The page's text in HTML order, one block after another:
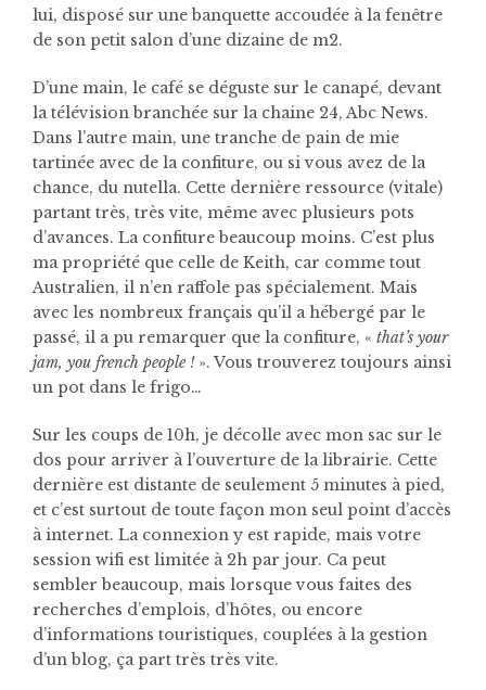
lui, disposé sur une banquette accoudée à la fenêtre
de son petit salon d’une dizaine de m2.
D’une main, le café se déguste sur le canapé, devant
la télévision branchée sur la chaine 24, Abc News.
Dans l’autre main, une tranche de pain de mie
tartinée avec de la confiture, ou si vous avez de la
chance, du nutella. Cette dernière ressource (vitale)
partant très, très vite, même avec plusieurs pots
d’avances. La confiture beaucoup moins. C’est plus
ma propriété que celle de Keith, car comme tout
Australien, il n’en raffole pas spécialement. Mais
avec les nombreux français qu’il a hébergé par le
passé, il a pu remarquer que la confiture, « that’s your
jam, you french people !». Vous trouverez toujours ainsi
un pot dans le frigo…
Sur les coups de 10h, je décolle avec mon sac sur le
dos pour arriver à l’ouverture de la librairie. Cette
dernière est distante de seulement 5 minutes à pied,
et c’est surtout de toute façon mon seul point d’accès
à internet. La connexion y est rapide, mais votre
session wifi est limitée à 2h par jour. Ca peut
sembler beaucoup, mais lorsque vous faites des
recherches d’emplois, d’hôtes, ou encore
d’informations touristiques, couplées à la gestion
d’un blog, ça part très très vite.